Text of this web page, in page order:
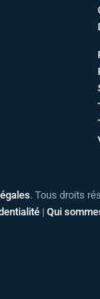
. Tous droits
| Qui